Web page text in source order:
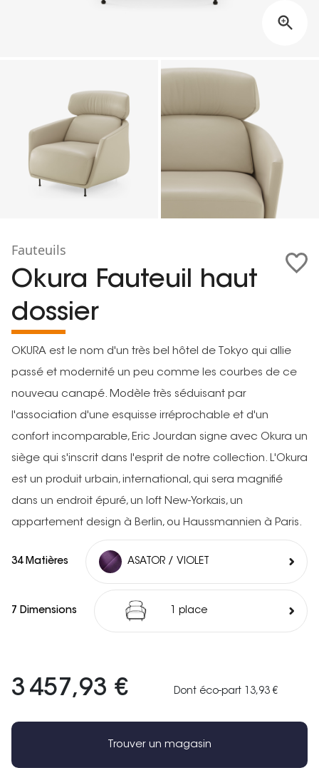
Fauteuils
Okura Fauteuil haut
dossier
OKURA est le nom d'un très bel hôtel de Tokyo qui allie
passé et modernité un peu comme les courbes de ce
nouveau canapé. Modèle très séduisant par
l'association d'une esquisse irréprochable et d'un
confort incomparable, Eric Jourdan signe avec Okura un
siège qui s'inscrit dans l'esprit de notre collection. L'Okura
est un produit urbain, international, qui sera magnifié
dans un endroit épuré, un loft New-Yorkais, un
appartement design à Berlin, ou Haussmannien à Paris.
34 Matières ASATOR / VIOLET
7 Dimensions 1 place
3 457,93 € Dont éco-part 13,93 €
Trouver un magasin